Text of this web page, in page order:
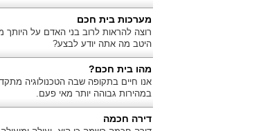
מערכות בית חכם
רוצה להראות לרוב בני האדם על היותך
היטב מה אתה יודע לבצע?
מהו בית חכם?
אנו חיים בתקופה שבה הטכנולוגיה
במהירות גבוהה יותר מאי פעם.
דירה חכמה